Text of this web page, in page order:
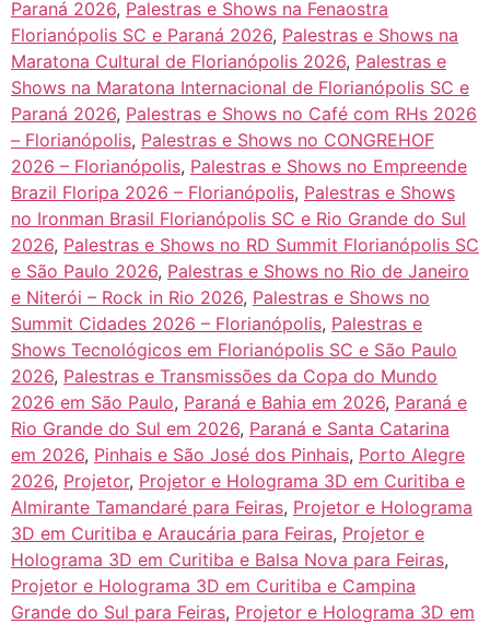
Paraná 2026, Palestras e Shows na Fenaostra
Florianópolis SC e Paraná 2026, Palestras e Shows na
Maratona Cultural de Florianópolis 2026, Palestras e
Shows na Maratona Internacional de Florianópolis SC e
Paraná 2026, Palestras e Shows no Café com RHs 2026
– Florianópolis, Palestras e Shows no CONGREHOF
2026 – Florianópolis, Palestras e Shows no Empreende
Brazil Floripa 2026 – Florianópolis, Palestras e Shows
no Ironman Brasil Florianópolis SC e Rio Grande do Sul
2026, Palestras e Shows no RD Summit Florianópolis SC
e São Paulo 2026, Palestras e Shows no Rio de Janeiro
e Niterói – Rock in Rio 2026, Palestras e Shows no
Summit Cidades 2026 – Florianópolis, Palestras e
Shows Tecnológicos em Florianópolis SC e São Paulo
2026, Palestras e Transmissões da Copa do Mundo
2026 em São Paulo, Paraná e Bahia em 2026, Paraná e
Rio Grande do Sul em 2026, Paraná e Santa Catarina
em 2026, Pinhais e São José dos Pinhais, Porto Alegre
2026, Projetor, Projetor e Holograma 3D em Curitiba e
Almirante Tamandaré para Feiras, Projetor e Holograma
3D em Curitiba e Araucária para Feiras, Projetor e
Holograma 3D em Curitiba e Balsa Nova para Feiras,
Projetor e Holograma 3D em Curitiba e Campina
Grande do Sul para Feiras, Projetor e Holograma 3D em